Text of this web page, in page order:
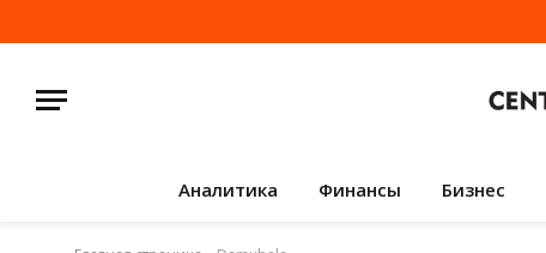
Аналитика Финансы Бизнес